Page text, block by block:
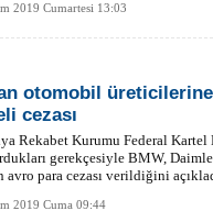
2019 Cumartesi 13:03
otomobil
cezası
Rekabet Kurumu Federal
gerekçesiyle BMW,
avro para cezası verildiğini
2019 Cuma 09:44